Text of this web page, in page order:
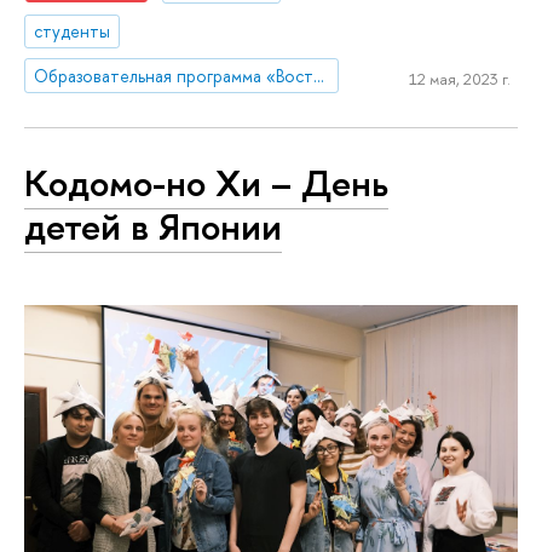
студенты
Образовательная программа «Востоковедение»
12 мая, 2023 г.
Кодомо-но Хи – День
детей в Японии